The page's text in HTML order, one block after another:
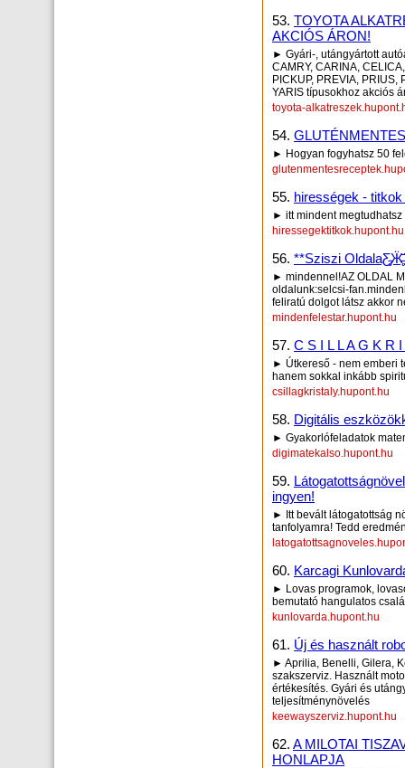
53. TOYOTA
AKCIÓS ÁRON!
► Gyári-, utángyártott
CAMRY, CARINA,
PICKUP, PREVIA, PRIUS,
YARIS típusokhoz akciós
toyota-
54.
► Hogyan fogyhatsz 50
55. hirességek -
► itt mindent
hiressegektitkok.hupont.hu
56. **Sziszi
► mindennel!AZ OLDAL
oldalunk:selcsi-
feliratú dolgot látsz akkor
mindenfelestar.hupont.hu
57. C S I L L A G K R
► Útkereső - nem emberi
hanem sokkal inkább
csillagkristaly.hupont.hu
58. Digitális
► Gyakorlófeladatok
digimatekalso.hupont.hu
59.
ingyen!
► Itt bevált látogatottság
tanfolyamra! Tedd
60. Karcagi
► Lovas programok,
bemutató hangulatos
kunlovarda.hupont.hu
61. Új és használt
► Aprilia, Benelli, Gilera,
szakszerviz. Használt
értékesítés. Gyári és
teljesítménynövelés
keewayszerviz.hupont.hu
62. A MILOTAI
HONLAPJA